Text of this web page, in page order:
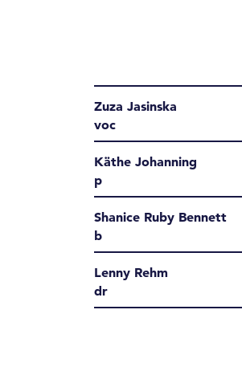
Zuza Jasinska
voc
Käthe Johanning
p
Shanice Ruby Bennett
b
Lenny Rehm
dr